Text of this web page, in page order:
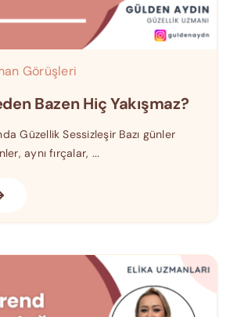
Görüşleri
Bazen Hiç Yakışmaz?
Güzellik Sessizleşir Bazı günler
aynı fırçalar, ...